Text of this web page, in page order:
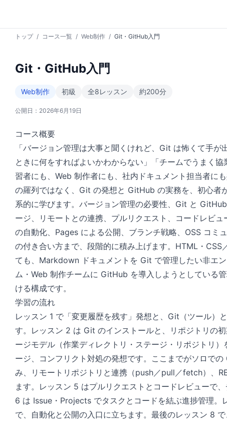
トップ / コース一覧 / Web制作 / Git・GitHub入門
Git・GitHub入門
Web制作 初級 全8レッスン 約200分
公開日： 2026年6月19日
コース概要
「バージョン管理は大事と聞くけれど、Git は怖くて手
ときに何をすればよいかわからない」「チームでうまく
習者にも、Web 制作者にも、社内ドキュメント担当者に
の羅列ではなく、Git の発想と GitHub の実務を、初心者
系的に学びます。バージョン管理の必要性、Git と
ージ、リモートとの連携、プルリクエスト、コードレビ
の自動化、Pages による公開、ブランチ戦略、OSS コミ
の付き合い方まで、段階的に積み上げます。HTML・
ても、Markdown ドキュメントを Git で管理したい非エ
ム・Web 制作チームに GitHub を導入しようとしている
ける構成です。
学習の流れ
レッスン 1 で「変更履歴を残す」発想と、Git（ツール）
す。レッスン 2 は Git のインストールと、リポジトリの
ージモデル（作業ディレクトリ・ステージ・リポジトリ
ージ、コンフリクト対処の発想です。ここまでがソロで
み、リモートリポジトリと連携（push／pull／fetch）、
ます。レッスン 5 はプルリクエストとコードレビューで
6 は Issue・Projects でタスクとコードを結ぶ進捗管理
で、自動化と公開の入口に立ちます。最後のレッスン 8